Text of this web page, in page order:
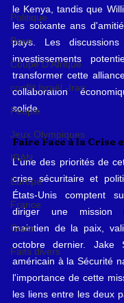
Politique
Boxe
Coupe D'Afrique
conflit Israël -Iran
People
Jeux Olympiques
IRAN
Europe
France
Gaza
Faits divers
le Kenya, tandis que
les soixante ans
pays. Les
investissements
transformer cette
collaboration
solide.
Faire Face à la Crise
L'une des priorités de
crise sécuritaire et
États-Unis comptent
diriger une mission
maintien de la paix,
octobre dernier. Jake
américain à la Sécurité
l'importance de cette
les liens entre les deux